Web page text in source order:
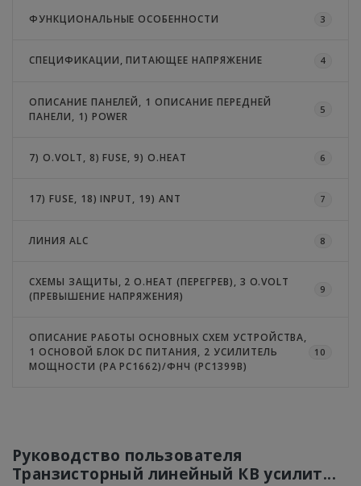
ФУНКЦИОНАЛЬНЫЕ ОСОБЕННОСТИ 3
СПЕЦИФИКАЦИИ, ПИТАЮЩЕЕ НАПРЯЖЕНИЕ 4
ОПИСАНИЕ ПАНЕЛЕЙ, 1 ОПИСАНИЕ ПЕРЕДНЕЙ
ПАНЕЛИ, 1) POWER
5
7) O.VOLT, 8) FUSE, 9) O.HEAT 6
17) FUSE, 18) INPUT, 19) ANT 7
ЛИНИЯ ALC 8
СХЕМЫ ЗАЩИТЫ, 2 O.HEAT (ПЕРЕГРЕВ), 3 O.VOLT
(ПРЕВЫШЕНИЕ НАПРЯЖЕНИЯ)
9
ОПИСАНИЕ РАБОТЫ ОСНОВНЫХ СХЕМ УСТРОЙСТВА,
1 ОСНОВОЙ БЛОК DC ПИТАНИЯ, 2 УСИЛИТЕЛЬ
МОЩНОСТИ (PA PC1662)/ФНЧ (PC1399B)
10
Руководство пользователя
Транзисторный линейный КВ усилит...